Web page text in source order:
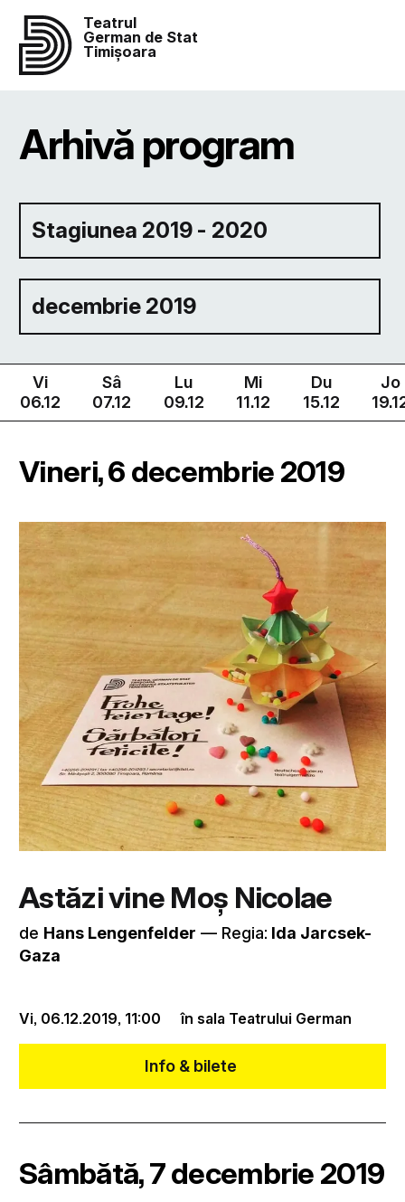
Teatrul
German de Stat
Timișoara
Arhivă program
Stagiunea 2019 - 2020
decembrie 2019
Vi
06.12
Sâ
07.12
Lu
09.12
Mi
11.12
Du
15.12
Jo
Vineri, 6 decembrie 2019
Vi, 06.12.2019, 11:00 în sala Teatrului German
Astăzi vine Moș Nicolae
de Hans Lengenfelder –– Regia: Ida Jarcsek-
Gaza
Info & bilete
Sâmbătă, 7 decembrie 2019